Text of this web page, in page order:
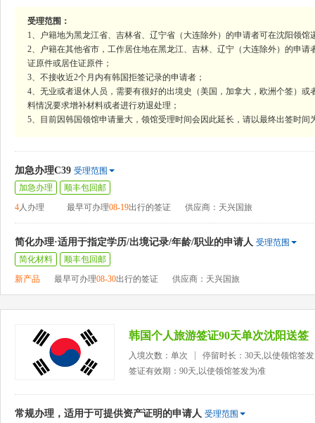
受理范围：
1、户籍地为黑龙江省、吉林省、辽宁省（大连除外）的申请者可在沈阳领馆
2、户籍在其他省市，工作居住地在黑龙江、吉林、辽宁（大连除外）的申
证原件或居住证原件；
3、不接收近2个月内有韩国拒签记录的申请者；
4、无业或者退休人员，需要有很好的出境史（美国，加拿大，欧洲个签）
料情况要求增补材料或者进行劝退处理；
5、目前因韩国领馆申请量大，领馆受理时间会因此延长，请以最终出签时
加急办理C39 受理范围
加急办理
顺丰包回邮
4人办理 最早可办理08-19出行的签证 供应商：天兴国旅
简化办理·适用于指定学历/出境记录/年龄/职业的申请人 受理范围
简化材料
顺丰包回邮
新产品
最早可办理08-30出行的签证 供应商：天兴国旅
韩国个人旅游签证90天单次沈阳送签
入境次数：单次
停留时长：30天,以使领馆签
签证有效期：90天,以使领馆签发为准
常规办理，适用于可提供资产证明的申请人 受理范围